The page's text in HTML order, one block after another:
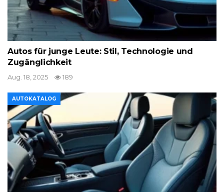
Autos für junge Leute: Stil, Technologie und
Zugänglichkeit
Aug. 18, 2025 189
AUTOKATALOG